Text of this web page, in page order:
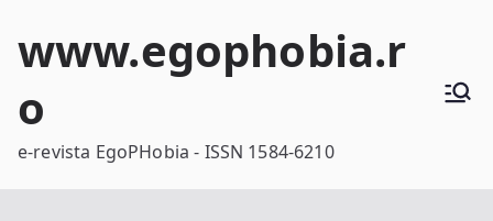
www.egophobia.r
o
e-revista EgoPHobia - ISSN 1584-6210